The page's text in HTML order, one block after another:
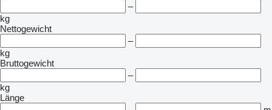
–
kg
Nettogewicht
–
kg
Bruttogewicht
–
kg
Länge